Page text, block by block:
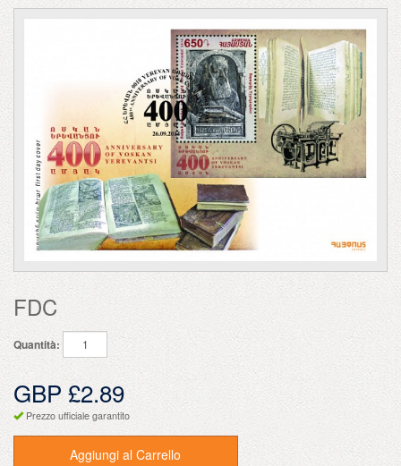
FDC
Quantità:
GBP £2.89
Prezzo ufficiale garantito
Aggiungi al Carrello